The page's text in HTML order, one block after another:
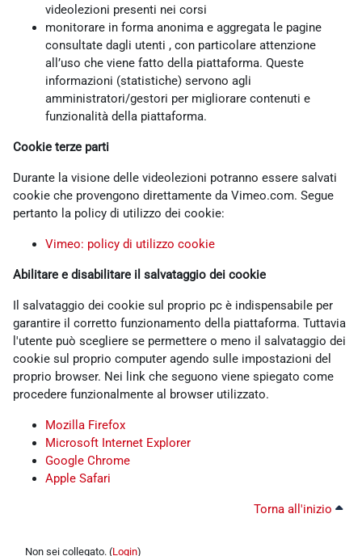
videolezioni presenti nei corsi
monitorare in forma anonima e aggregata le pagine
consultate dagli utenti , con particolare attenzione
all’uso che viene fatto della piattaforma. Queste
informazioni (statistiche) servono agli
amministratori/gestori per migliorare contenuti e
funzionalità della piattaforma.
Cookie terze parti
Durante la visione delle videolezioni potranno essere salvati
cookie che provengono direttamente da Vimeo.com. Segue
pertanto la policy di utilizzo dei cookie:
Vimeo: policy di utilizzo cookie
Abilitare e disabilitare il salvataggio dei cookie
Il salvataggio dei cookie sul proprio pc è indispensabile per
garantire il corretto funzionamento della piattaforma. Tuttavia
l'utente può scegliere se permettere o meno il salvataggio dei
cookie sul proprio computer agendo sulle impostazioni del
proprio browser. Nei link che seguono viene spiegato come
procedere funzionalmente al browser utilizzato.
Mozilla Firefox
Microsoft Internet Explorer
Google Chrome
Apple Safari
Torna all'inizio
Non sei collegato. (Login)